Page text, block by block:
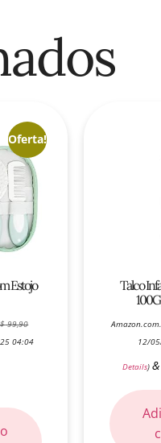
Oferta!
Estojo
99,90
04:04
Talco
12/
Details)